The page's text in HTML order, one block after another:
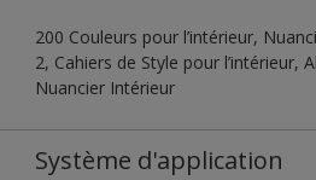
200 Couleurs pour l’intérieur,
2, Cahiers de Style pour l’intérieur,
Nuancier Intérieur
Système d'application